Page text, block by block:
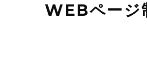
WEBページ